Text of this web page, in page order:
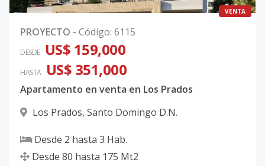
VENTA
PROYECTO - Código: 6115
DESDE US$ 159,000
HASTA US$ 351,000
Apartamento en venta en Los Prados
Los Prados, Santo Domingo D.N.
Desde 2 hasta 3 Hab.
Desde 80 hasta 175 Mt2